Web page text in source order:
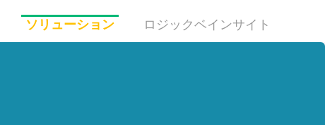
ソリューション ロジックベインサイト